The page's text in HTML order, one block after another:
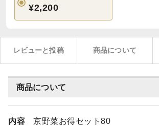
¥2,200
レビューと投稿 商品について
商品について
内容 京野菜お得セット80